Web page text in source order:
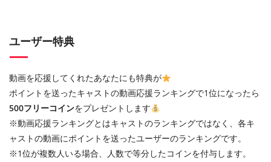
ユーザー特典
動画を応援してくれたあなたにも特典が
ポイントを送ったキャストの動画応援ランキングで1位になったら
500フリーコインをプレゼントします
※動画応援ランキングとはキャストのランキングではなく、各キ
ャストの動画にポイントを送ったユーザーのランキングです。
※1位が複数人いる場合、人数で等分したコインを付与します。